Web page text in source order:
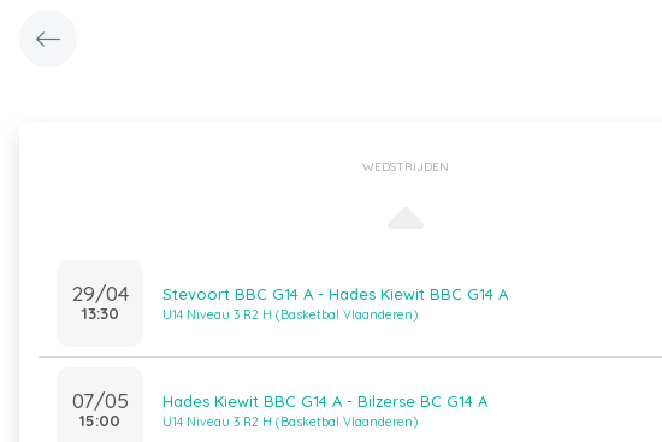
WEDSTRIJDEN
29/04
13:30
Stevoort BBC G14 A - Hades Kiewit BBC G14 A
U14 Niveau 3 R2 H (Basketbal Vlaanderen)
07/05
15:00
Hades Kiewit BBC G14 A - Bilzerse BC G14 A
U14 Niveau 3 R2 H (Basketbal Vlaanderen)